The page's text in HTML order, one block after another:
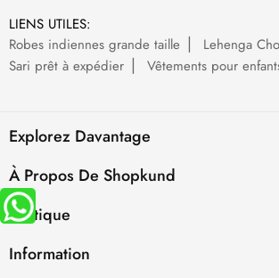
LIENS UTILES:
Robes indiennes grande taille
Lehenga
Sari prêt à expédier
Vêtements pour
Explorez Davantage
À Propos De Shopkund
Politique
Information